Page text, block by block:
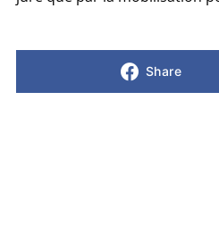
Share